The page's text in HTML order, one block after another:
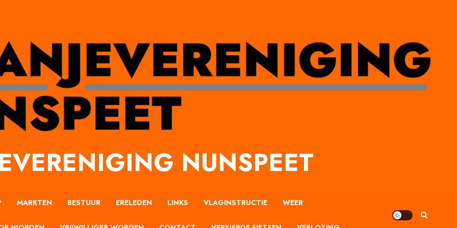
NUNSPEET
MARKTEN BESTUUR ERELEDEN LINKS VLAGINSTRUCTIE WEER